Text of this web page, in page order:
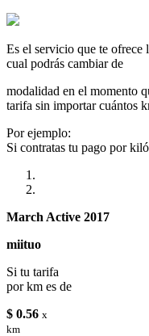
Es el servicio que te ofrece
cual podrás cambiar de
modalidad en el momento
tarifa sin importar cuántos
Por ejemplo:
Si contratas tu pago por
March Active 2017
miituo
Si tu tarifa
por km es de
$ 0.56 x
km